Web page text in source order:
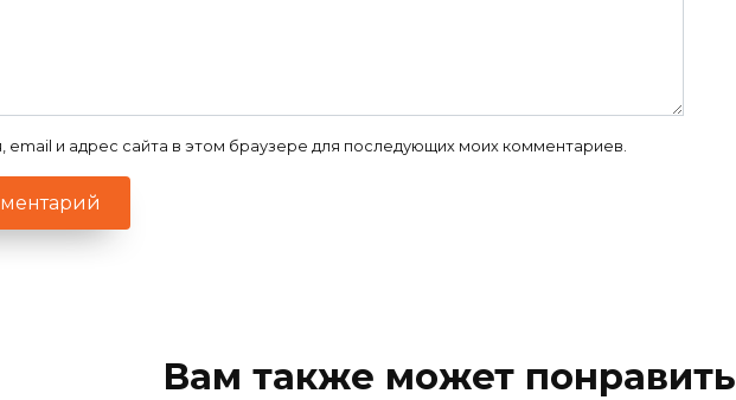
email и адрес сайта в этом браузере для последующих моих комментариев.
Вам также может